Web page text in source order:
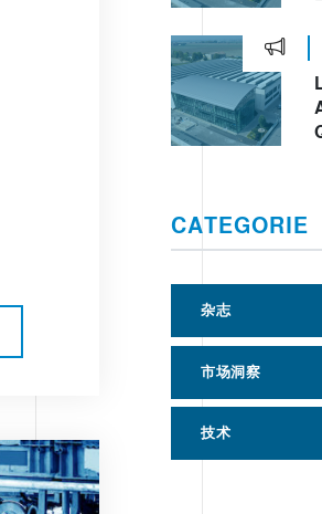
CATEGORIE
杂志
市场洞察
技术